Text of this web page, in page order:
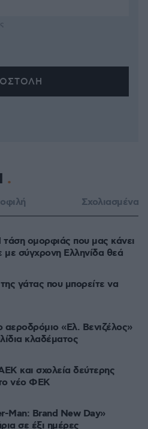
Σχολιασμένα
ομορφιάς που μας κάνει
σύγχρονη Ελληνίδα θεά
γάτας που μπορείτε να
«Ελ. Βενιζέλος»
κλαδέματος
και σχολεία δεύτερης
το νέο ΦΕΚ
Man: Brand New Day»
σε έξι ημέρες